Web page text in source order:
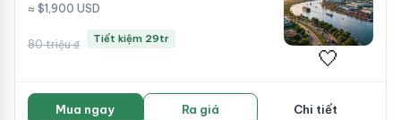
≈ $1,900 USD
80 triệu ₫ Tiết kiệm 29tr
🤍
Mua ngay Ra giá Chi tiết